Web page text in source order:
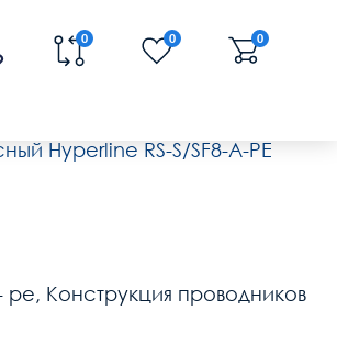
0 0 0
Hyperline RS-S/SF8-A-PE
Конструкция проводников